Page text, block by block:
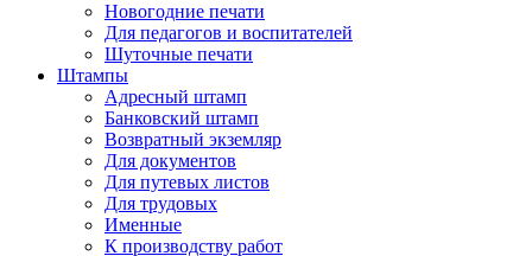
Новогодние печати
Для педагогов и воспитателей
Шуточные печати
Штампы
Адресный штамп
Банковский штамп
Возвратный экземляр
Для документов
Для путевых листов
Для трудовых
Именные
К производству работ